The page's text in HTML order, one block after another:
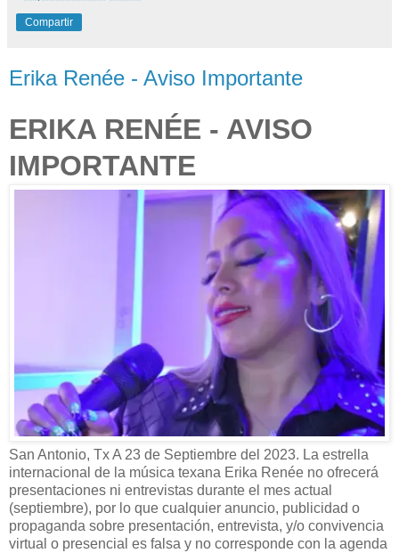
Compartir
Erika Renée - Aviso Importante
ERIKA RENÉE - AVISO
IMPORTANTE
San Antonio, Tx A 23 de Septiembre del 2023. La estrella
internacional de la música texana Erika Renée no ofrecerá
presentaciones ni entrevistas durante el mes actual
(septiembre), por lo que cualquier anuncio, publicidad o
propaganda sobre presentación, entrevista, y/o convivencia
virtual o presencial es falsa y no corresponde con la agenda